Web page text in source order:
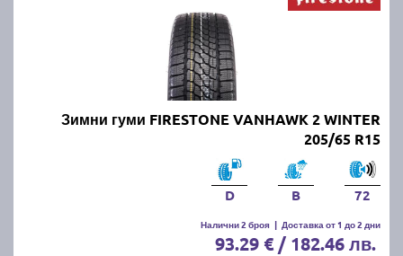
Зимни гуми FIRESTONE VANHAWK 2 WINTER
205/65 R15
D B 72
Налични 2 броя | Доставка от 1 до 2 дни
93.29 € / 182.46 лв.